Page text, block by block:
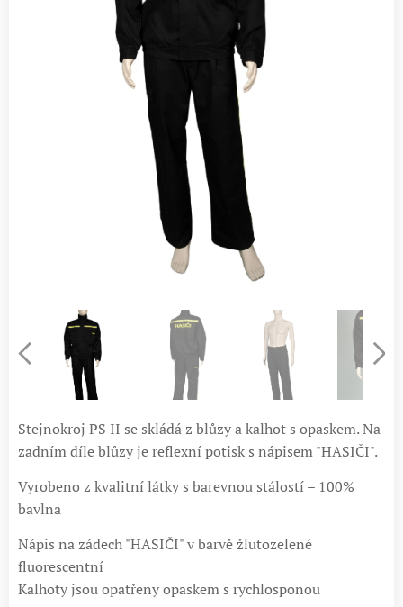
Stejnokroj PS II se skládá z blůzy a kalhot s opaskem. Na
zadním díle blůzy je reflexní potisk s nápisem "HASIČI".
Vyrobeno z kvalitní látky s barevnou stálostí – 100%
bavlna
Nápis na zádech "HASIČI" v barvě žlutozelené
fluorescentní
Kalhoty jsou opatřeny opaskem s rychlosponou